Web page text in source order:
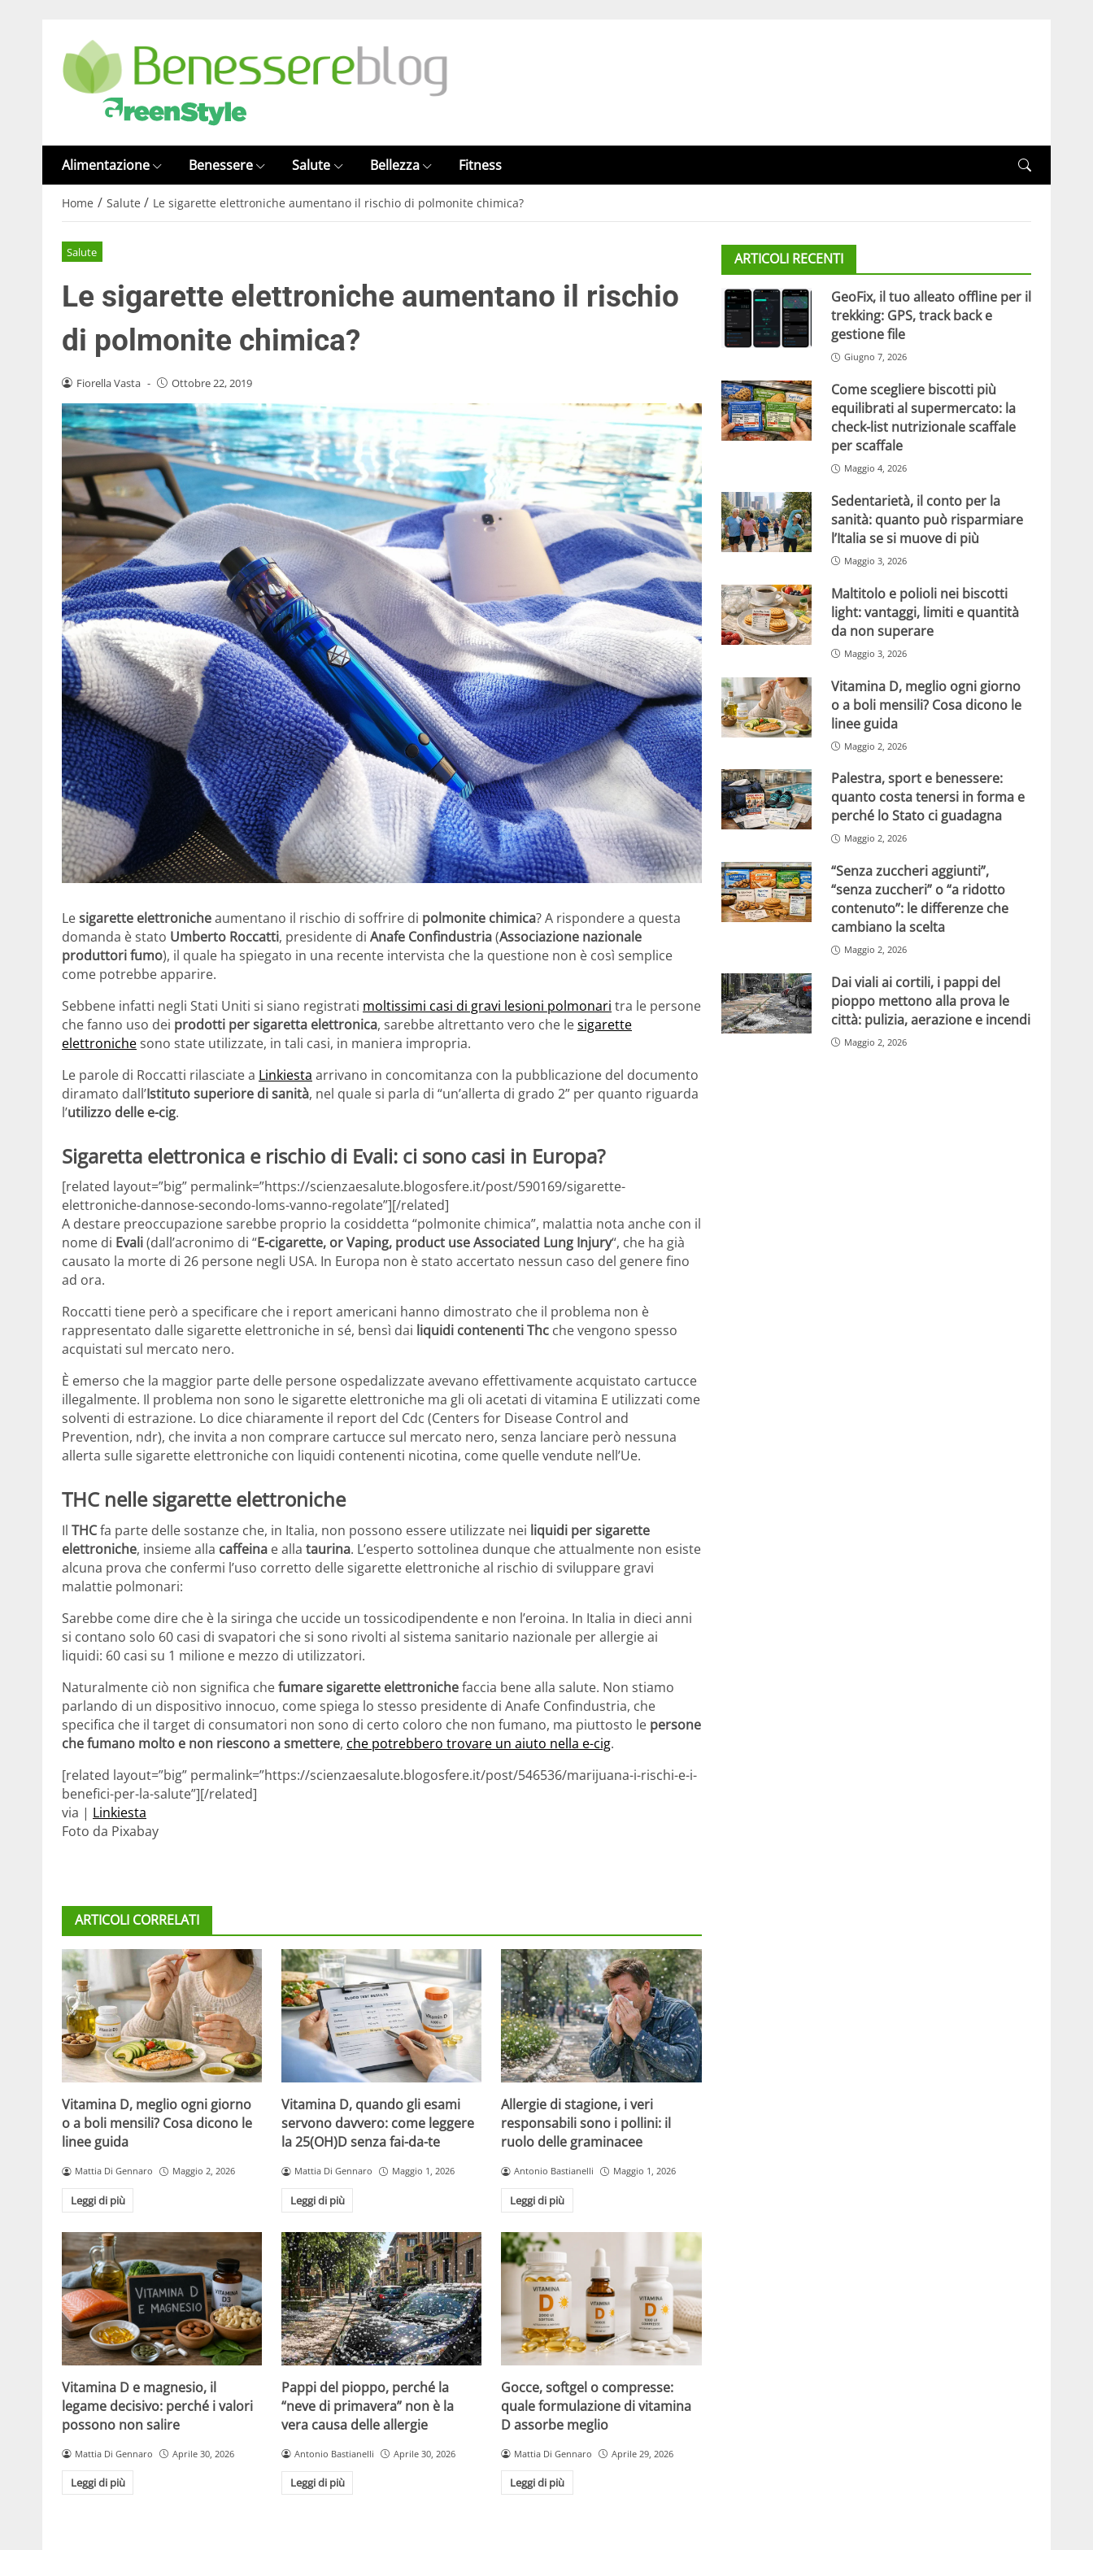
Alimentazione Benessere Salute Bellezza Fitness
Home / Salute / Le sigarette elettroniche aumentano il rischio di polmonite chimica?
Salute
Le sigarette elettroniche aumentano il rischio
di polmonite chimica?
Fiorella Vasta - Ottobre 22, 2019
Lesigarette elettronicheaumentano il rischio di soffrire di polmonite chimica? A rispondere a questa
domanda è stato Umberto Roccatti, presidente di Anafe Confindustria(Associazione nazionale
produttori fumo), il quale ha spiegato in una recente intervista che la questione non è così semplice
come potrebbe apparire.
Sebbene infatti negli Stati Uniti si siano registrati moltissimi casi di gravi lesioni polmonari tra le persone
che fanno uso dei prodotti per sigaretta elettronica, sarebbe altrettanto vero che lesigarette
elettronichesono state utilizzate, in tali casi, in maniera impropria.
Le parole di Roccatti rilasciate a Linkiesta arrivano in concomitanza con la pubblicazione del documento
diramato dall’Istituto superiore di sanità, nel quale si parla di “un’allerta di grado 2” per quanto riguarda
l’utilizzo delle e-cig.
Sigaretta elettronica e rischio di Evali: ci sono casi in Europa?
[related layout=”big” permalink=”https://scienzaesalute.blogosfere.it/post/590169/sigarette-
elettroniche-dannose-secondo-loms-vanno-regolate”][/related]
A destare preoccupazione sarebbe proprio la cosiddetta “polmonite chimica”, malattia nota anche con il
nome di Evali(dall’acronimo di “E-cigarette, or Vaping, product use Associated Lung Injury“, che ha già
causato la morte di 26 persone negli USA. In Europa non è stato accertato nessun caso del genere fino
ad ora.
Roccatti tiene però a specificare che i report americani hanno dimostrato che il problema non è
rappresentato dalle sigarette elettroniche in sé, bensì dai liquidi contenenti Thc che vengono spesso
acquistati sul mercato nero.
È emerso che la maggior parte delle persone ospedalizzate avevano effettivamente acquistato cartucce
illegalmente. Il problema non sono le sigarette elettroniche ma gli oli acetati di vitamina E utilizzati come
solventi di estrazione. Lo dice chiaramente il report del Cdc (Centers for Disease Control and
Prevention, ndr), che invita a non comprare cartucce sul mercato nero, senza lanciare però nessuna
allerta sulle sigarette elettroniche con liquidi contenenti nicotina, come quelle vendute nell’Ue.
THC nelle sigarette elettroniche
Il THCfa parte delle sostanze che, in Italia, non possono essere utilizzate nei liquidi per sigarette
elettroniche, insieme alla caffeina e alla taurina. L’esperto sottolinea dunque che attualmente non esiste
alcuna prova che confermi l’uso corretto delle sigarette elettroniche al rischio di sviluppare gravi
malattie polmonari:
Sarebbe come dire che è la siringa che uccide un tossicodipendente e non l’eroina. In Italia in dieci anni
si contano solo 60 casi di svapatori che si sono rivolti al sistema sanitario nazionale per allergie ai
liquidi: 60 casi su 1 milione e mezzo di utilizzatori.
Naturalmente ciò non significa chefumare sigarette elettronichefaccia bene alla salute. Non stiamo
parlando di un dispositivo innocuo, come spiega lo stesso presidente di Anafe Confindustria, che
specifica che il target di consumatori non sono di certo coloro che non fumano, ma piuttosto le persone
che fumano molto e non riescono a smettere, che potrebbero trovare un aiuto nella e-cig.
[related layout=”big” permalink=”https://scienzaesalute.blogosfere.it/post/546536/marijuana-i-rischi-e-i-
benefici-per-la-salute”][/related]
via | Linkiesta
Foto da Pixabay
ARTICOLI CORRELATI
Vitamina D, meglio ogni giorno
o a boli mensili? Cosa dicono le
linee guida
Mattia Di Gennaro Maggio 2, 2026
Leggi di più
Vitamina D, quando gli esami
servono davvero: come leggere
la 25(OH)D senza fai-da-te
Mattia Di Gennaro Maggio 1, 2026
Leggi di più
Allergie di stagione, i veri
responsabili sono i pollini: il
ruolo delle graminacee
Antonio Bastianelli Maggio 1, 2026
Leggi di più
Vitamina D e magnesio, il
legame decisivo: perché i valori
possono non salire
Mattia Di Gennaro Aprile 30, 2026
Leggi di più
Pappi del pioppo, perché la
“neve di primavera” non è la
vera causa delle allergie
Antonio Bastianelli Aprile 30, 2026
Leggi di più
Gocce, softgel o compresse:
quale formulazione di vitamina
D assorbe meglio
Mattia Di Gennaro Aprile 29, 2026
Leggi di più
ARTICOLI RECENTI
GeoFix, il tuo alleato offline per il
trekking: GPS, track back e
gestione file
Giugno 7, 2026
Come scegliere biscotti più
equilibrati al supermercato: la
check-list nutrizionale scaffale
per scaffale
Maggio 4, 2026
Sedentarietà, il conto per la
sanità: quanto può risparmiare
l’Italia se si muove di più
Maggio 3, 2026
Maltitolo e polioli nei biscotti
light: vantaggi, limiti e quantità
da non superare
Maggio 3, 2026
Vitamina D, meglio ogni giorno
o a boli mensili? Cosa dicono le
linee guida
Maggio 2, 2026
Palestra, sport e benessere:
quanto costa tenersi in forma e
perché lo Stato ci guadagna
Maggio 2, 2026
“Senza zuccheri aggiunti”,
“senza zuccheri” o “a ridotto
contenuto”: le differenze che
cambiano la scelta
Maggio 2, 2026
Dai viali ai cortili, i pappi del
pioppo mettono alla prova le
città: pulizia, aerazione e incendi
Maggio 2, 2026